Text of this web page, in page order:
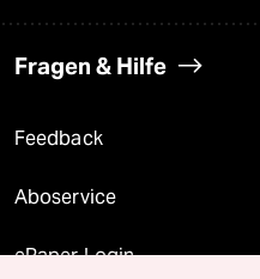
Fragen & Hilfe
Feedback
Aboservice
ePaper Login